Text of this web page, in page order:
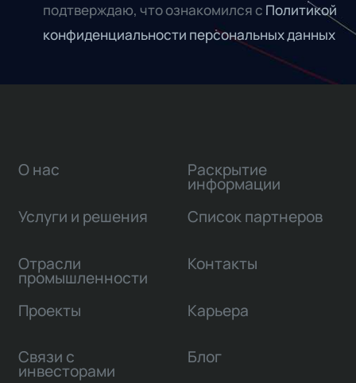
подтверждаю, что ознакомился с Политикой
конфиденциальности персональных данных
О нас
Услуги и решения
Отрасли
промышленности
Проекты
Связи с
инвесторами
Раскрытие
информации
Список партнеров
Контакты
Карьера
Блог